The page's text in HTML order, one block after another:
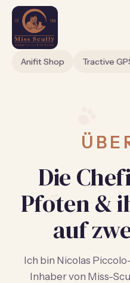
Anifit Shop Tractive
Die
Pfoten &
auf
Ich bin Nicolas
Inhaber von Miss-